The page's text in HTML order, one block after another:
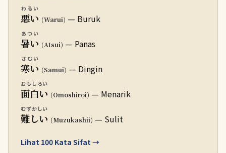
悪い
わるい
(Warui) — Buruk
暑い
あつい
(Atsui) — Panas
寒い
さむい
(Samui) — Dingin
面白い
おもしろい
(Omoshiroi) — Menarik
難しい
むずかしい
(Muzukashii) — Sulit
Lihat 100 Kata Sifat →